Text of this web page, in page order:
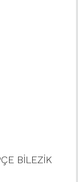
BİLEZİK